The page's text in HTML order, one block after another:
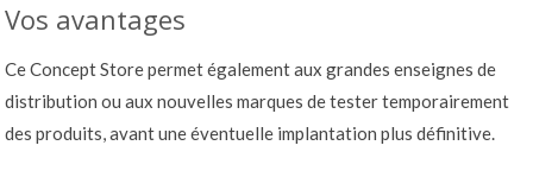
Vos avantages
Ce Concept Store permet également aux grandes enseignes de
distribution ou aux nouvelles marques de tester temporairement
des produits, avant une éventuelle implantation plus définitive.